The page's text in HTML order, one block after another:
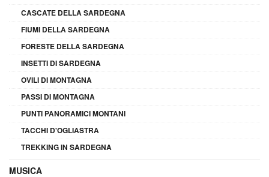
CASCATE DELLA SARDEGNA
FIUMI DELLA SARDEGNA
FORESTE DELLA SARDEGNA
INSETTI DI SARDEGNA
OVILI DI MONTAGNA
PASSI DI MONTAGNA
PUNTI PANORAMICI MONTANI
TACCHI D'OGLIASTRA
TREKKING IN SARDEGNA
MUSICA